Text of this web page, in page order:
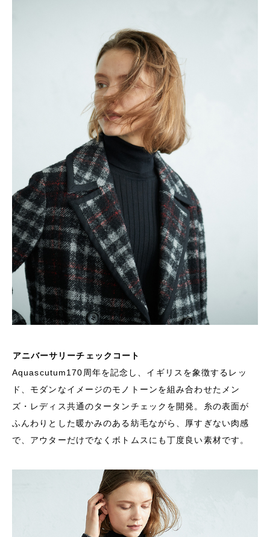
アニバーサリーチェックコート
Aquascutum170周年を記念し、イギリスを象徴するレッ
ド、モダンなイメージのモノトーンを組み合わせたメン
ズ・レディス共通のタータンチェックを開発。糸の表面が
ふんわりとした暖かみのある紡毛ながら、厚すぎない肉感
で、アウターだけでなくボトムスにも丁度良い素材です。